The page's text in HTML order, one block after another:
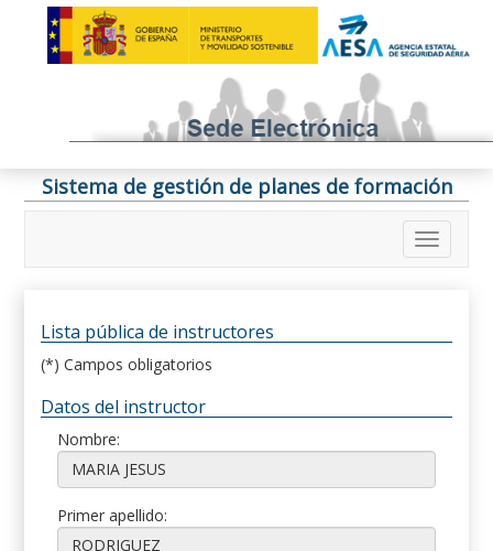
Sistema de gestión de planes de formación
Lista pública de instructores
(*) Campos obligatorios
Datos del instructor
Nombre:
Primer apellido: